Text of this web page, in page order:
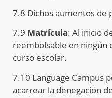
7.8 Dichos aumentos de
7.9 Matrícula: Al inicio
reembolsable en ningún
curso escolar.
7.10 Language Campus
acarrear la denegación